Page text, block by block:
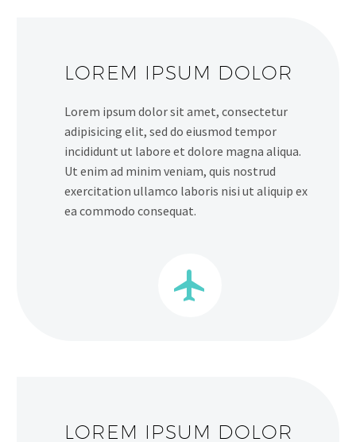
LOREM IPSUM DOLOR
Lorem ipsum dolor sit amet, consectetur
adipisicing elit, sed do eiusmod tempor
incididunt ut labore et dolore magna aliqua.
Ut enim ad minim veniam, quis nostrud
exercitation ullamco laboris nisi ut aliquip ex
ea commodo consequat.


LOREM IPSUM DOLOR